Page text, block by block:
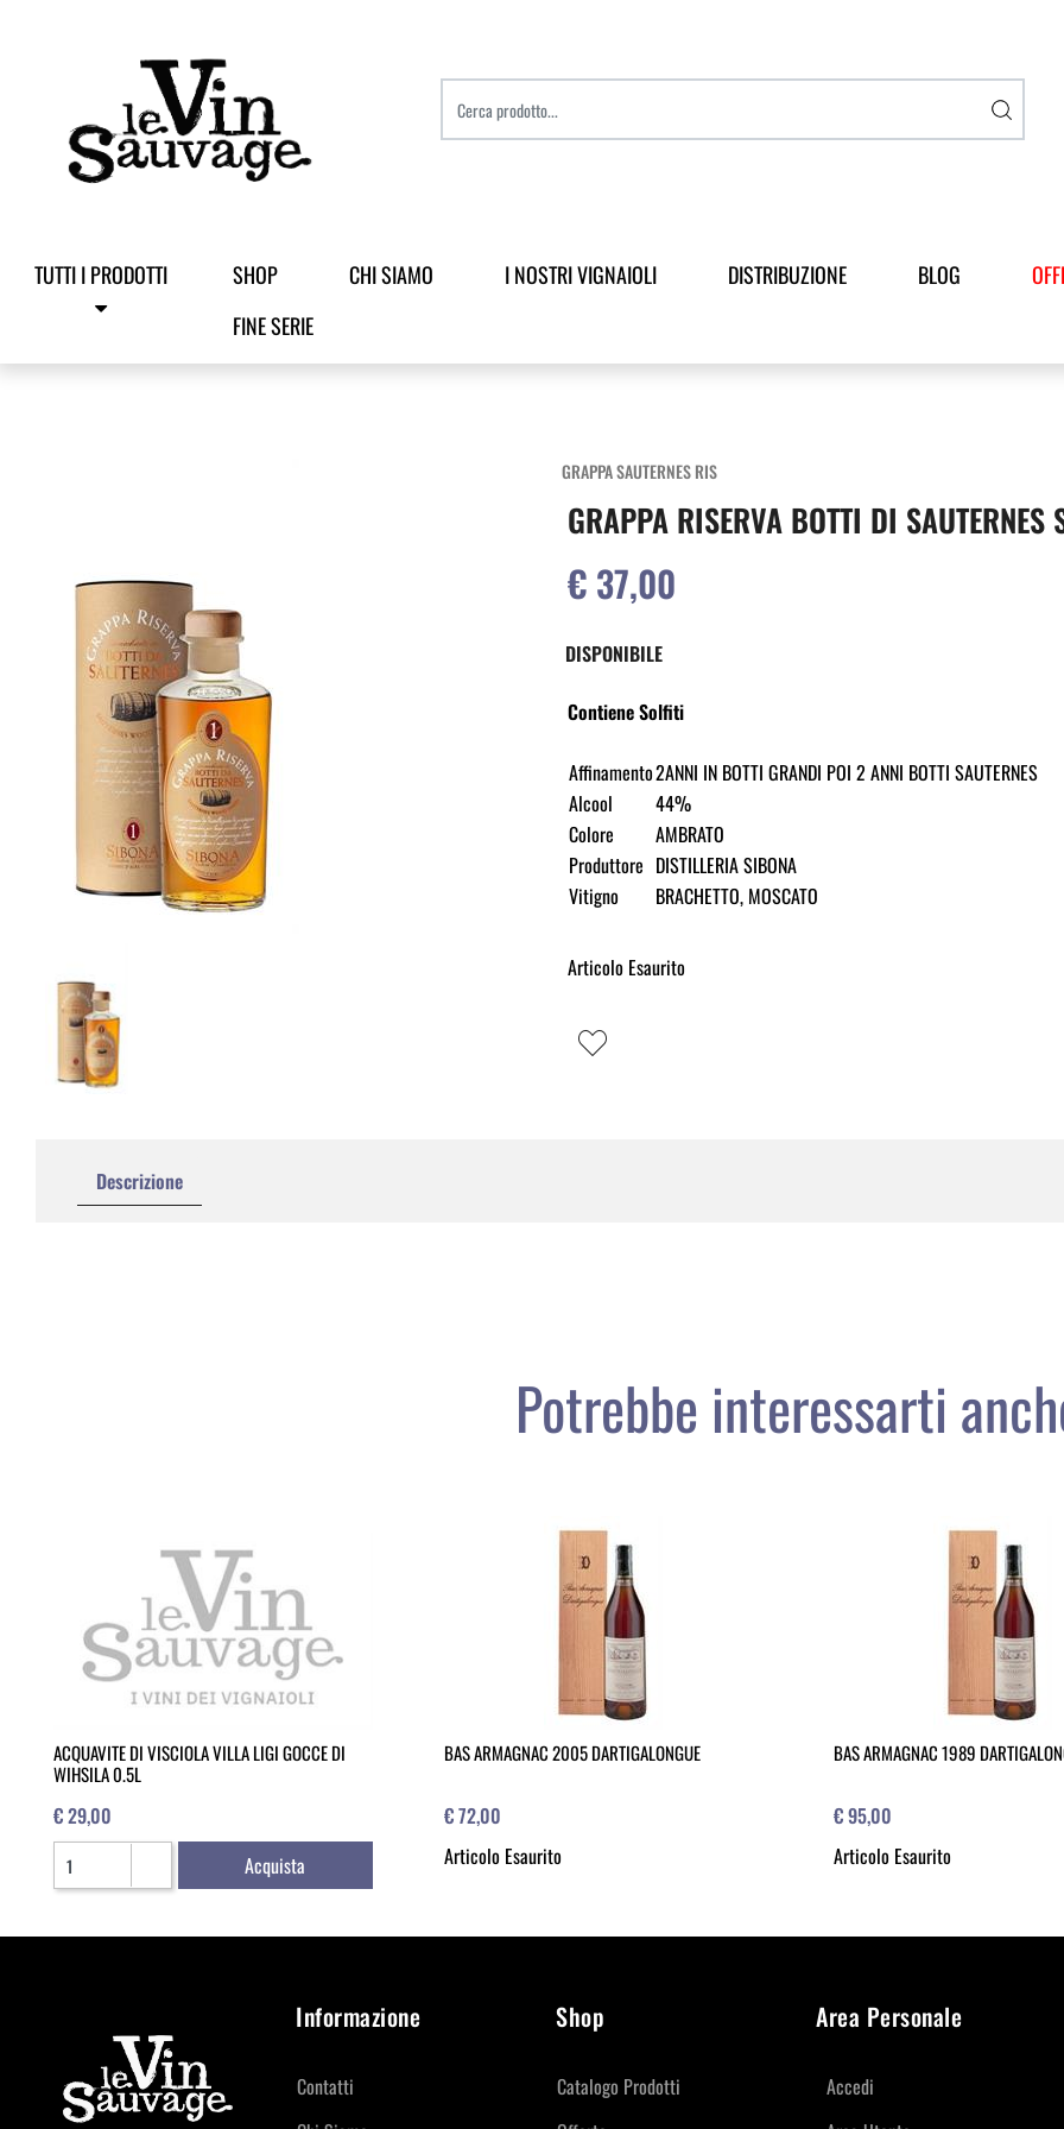
TUTTI I PRODOTTI SHOP CHI SIAMO I NOSTRI VIGNAIOLI DISTRIBUZIONE BLOG
FINE SERIE
GRAPPA SAUTERNES RIS
GRAPPA RISERVA BOTTI DI
€ 37,00
DISPONIBILE
Contiene Solfiti
Affinamento2ANNI IN BOTTI GRANDI POI 2 ANNI BOTTI SAUTERNES
Alcool
44%
Colore
AMBRATO
Produttore DISTILLERIA SIBONA
Vitigno
BRACHETTO, MOSCATO
Articolo Esaurito
Descrizione
Potrebbe interessarti
ACQUAVITE DI VISCIOLA VILLA LIGI GOCCE DI
WIHSILA 0.5L
€ 29,00
Quantità
Acquista
BAS ARMAGNAC 2005 DARTIGALONGUE
€ 72,00
Articolo Esaurito
BAS ARMAGNAC 1989
€ 95,00
Articolo Esaurito
Informazione
Contatti
Shop
Catalogo Prodotti
Area Personale
Accedi